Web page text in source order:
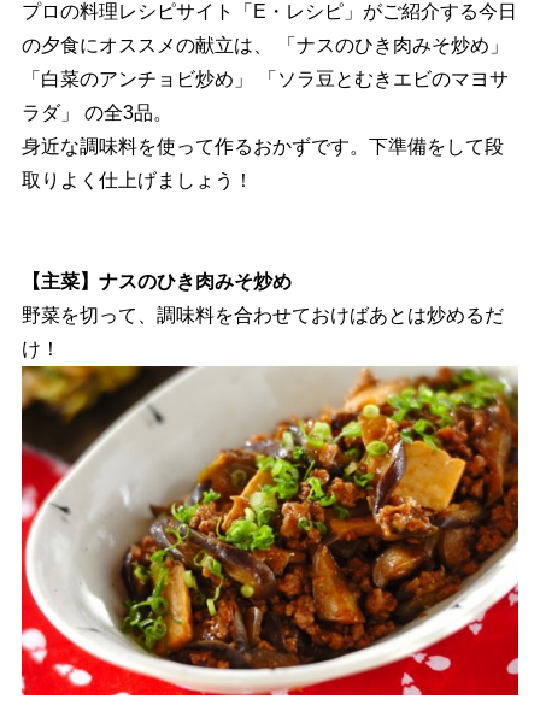
プロの料理レシピサイト「E・レシピ」がご紹介する今日
の夕食にオススメの献立は、 「ナスのひき肉みそ炒め」
「白菜のアンチョビ炒め」 「ソラ豆とむきエビのマヨサ
ラダ」 の全3品。
身近な調味料を使って作るおかずです。下準備をして段
取りよく仕上げましょう！
【主菜】ナスのひき肉みそ炒め
野菜を切って、調味料を合わせておけばあとは炒めるだ
け！